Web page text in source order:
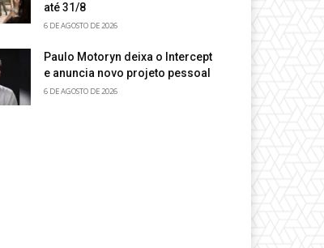
até 31/8
6 DE AGOSTO DE 2026
Paulo Motoryn deixa o Intercept
e anuncia novo projeto pessoal
6 DE AGOSTO DE 2026